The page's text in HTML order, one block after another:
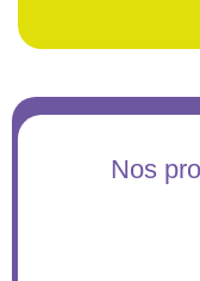
Nos